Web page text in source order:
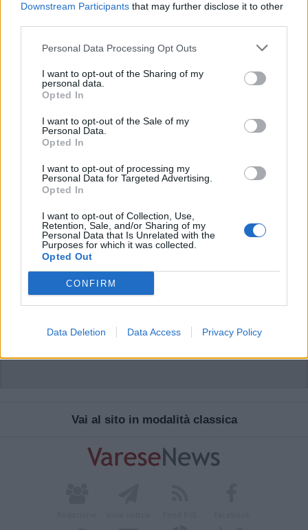
Downstream Participants that may further disclose it to other
Personal Data Processing Opt Outs
I want to opt-out of the Sharing of my
personal data.
Opted In
I want to opt-out of the Sale of my
Personal Data.
Opted In
I want to opt-out of processing my
Personal Data for Targeted Advertising.
Opted In
I want to opt-out of Collection, Use,
Retention, Sale, and/or Sharing of my
Personal Data that Is Unrelated with the
Purposes for which it was collected.
Opted Out
CONFIRM
Data Deletion Data Access Privacy Policy
Commenti
Accedioregistratiper commentare questo
commento esprime il pensiero dell'autore e non rappresenta la linea editoriale
di VareseNews.it, che rimane autonoma e indipendente. I messaggi inclusi nei
commenti non sono testi giornalistici, ma post inviati dai singoli lettori che
possono essere automaticamente pubblicati senza filtro preventivo. I commenti
che includano uno o più link a siti esterni verranno rimossi in automatico dal
Vai al sito in modalità classica